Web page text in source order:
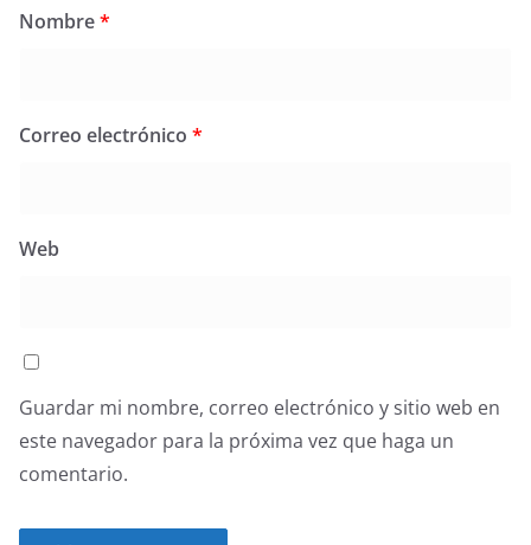
Nombre*
Correo electrónico *
Web
Guardar mi nombre, correo electrónico y sitio web en
este navegador para la próxima vez que haga un
comentario.